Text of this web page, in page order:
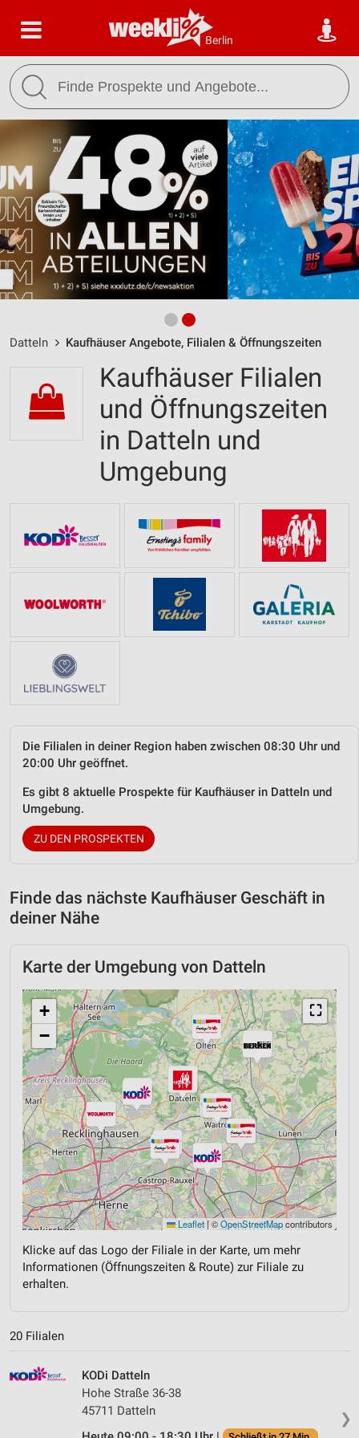
Berlin
Datteln Kaufhäuser Angebote, Filialen & Öffnungszeiten
Kaufhäuser Filialen
und Öffnungszeiten
in Datteln und
Umgebung
Die Filialen in deiner Region haben zwischen 08:30 Uhr und
20:00 Uhr geöffnet.
Es gibt 8 aktuelle Prospekte für Kaufhäuser in Datteln und
Umgebung.
ZU DEN PROSPEKTEN
Finde das nächste Kaufhäuser Geschäft in
deiner Nähe
Karte der Umgebung von Datteln
⛶
+
−
Leaflet |©OpenStreetMapcontributors
Klicke auf das Logo der Filiale in der Karte, um mehr
Informationen (Öffnungszeiten & Route) zur Filiale zu
erhalten.
20 Filialen
❯
KODi Datteln
Hohe Straße 36-38
45711 Datteln